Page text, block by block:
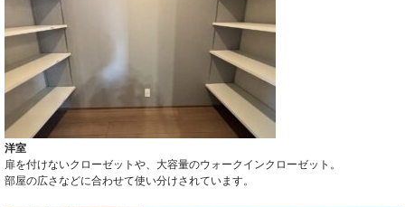
洋室
扉を付けないクローゼットや、大容量のウォークインクローゼット。
部屋の広さなどに合わせて使い分けされています。